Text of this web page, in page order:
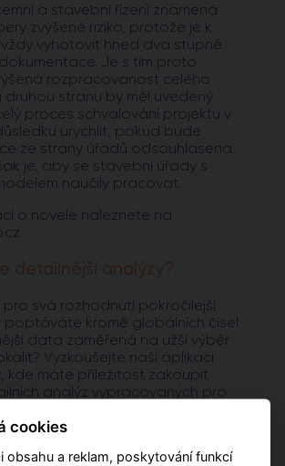
a stavební řízení znamená
zvýšené riziko, protože je k
vyhotovit hned dva stupně
Je s tím proto
rozpracovanost celého
druhou stranu by měl uvedený
proces schvalování projektu v
urychlit, pokud bude
ze strany úřadů odsouhlasena.
je, aby se stavební úřady s
naučily pracovat.
o novele naleznete na
detailnější analýzy?
svá rozhodnutí pokročilejší
poptáváte kromě globálních čísel
data zaměřená na užší výběr
Vyzkoušejte naší aplikaci
kde máte příležitost zakoupit
analýz vypracovaných pro
cookies
obsahu a reklam, poskytování funkcí